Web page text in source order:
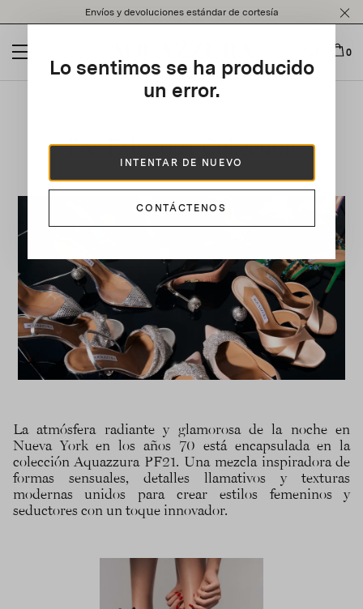
note:
website
an
Envíos y devoluciones estándar de cortesía
0
Lo sentimos se ha producido
un error.
INTENTAR DE NUEVO
CONTÁCTENOS
Pre-Fall 2021 Collection
La atmósfera radiante y glamorosa de la noche en
Nueva York en los años 70 está encapsulada en la
colección Aquazzura PF21. Una mezcla inspiradora de
formas sensuales, detalles llamativos y texturas
modernas unidos para crear estilos femeninos y
seductores con un toque innovador.